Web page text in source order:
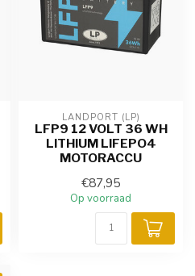
LANDPORT (LP)
LFP9 12 VOLT 36 WH
LITHIUM LIFEPO4
MOTORACCU
€87,95
Op voorraad